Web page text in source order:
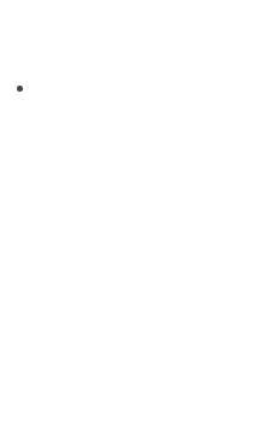
Udostępnianie